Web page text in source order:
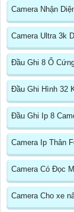
Camera Nhận
Camera Ultra 3k
Đầu Ghi 8 Ổ
Đầu Ghi Hình 32
Đầu Ghi Ip 8
Camera Ip Thân
Camera Có Đọc
Camera Cho xe